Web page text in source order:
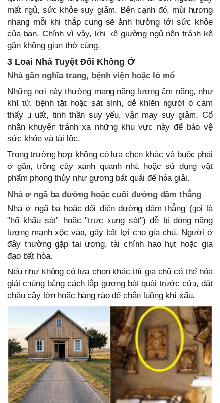
mất ngủ, sức khỏe suy giảm. Bên cạnh đó, mùi hương
nhang mỗi khi thắp cung sẽ ảnh hưởng tới sức khỏe
của bạn. Chính vì vậy, khi kê giường ngủ nên tránh kê
gần không gian thờ cúng.
3 Loại Nhà Tuyệt Đối Không Ở
Nhà gần nghĩa trang, bệnh viện hoặc lò mổ
Những nơi này thường mang năng lượng âm nặng, như
khí tử, bệnh tật hoặc sát sinh, dễ khiến người ở cảm
thấy u uất, tinh thần suy yếu, vận may suy giảm. Cổ
nhân khuyên tránh xa những khu vực này để bảo vệ
sức khỏe và tài lộc.
Trong trường hợp không có lựa chọn khác và buộc phải
ở gần, trồng cây xanh quanh nhà hoặc sử dụng vật
phẩm phong thủy như gương bát quái để hóa giải.
Nhà ở ngã ba đường hoặc cuối đường đâm thẳng
Nhà ở ngã ba hoặc đối diện đường đâm thẳng (gọi là
"hổ khẩu sát" hoặc "trực xung sát") dễ bị dòng năng
lượng mạnh xộc vào, gây bất lợi cho gia chủ. Người ở
đây thường gặp tai ương, tài chính hao hụt hoặc gia
đạo bất hòa.
Nếu như không có lựa chọn khác thì gia chủ có thể hóa
giải chúng bằng cách lắp gương bát quái trước cửa, đặt
chậu cây lớn hoặc hàng rào để chắn luồng khí xấu.